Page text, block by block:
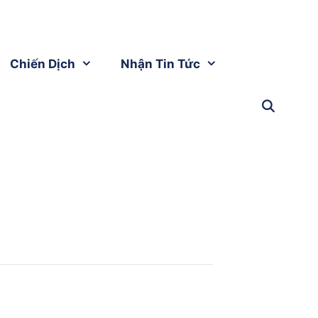
Chiến Dịch Nhận Tin Tức